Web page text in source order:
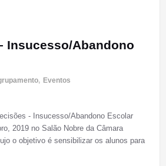
Insucesso/Abandono
, Eventos
- Insucesso/Abandono Escolar
2019 no Salão Nobre da Câmara
o objetivo é sensibilizar os alunos para